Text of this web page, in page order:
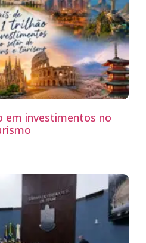
em investimentos no